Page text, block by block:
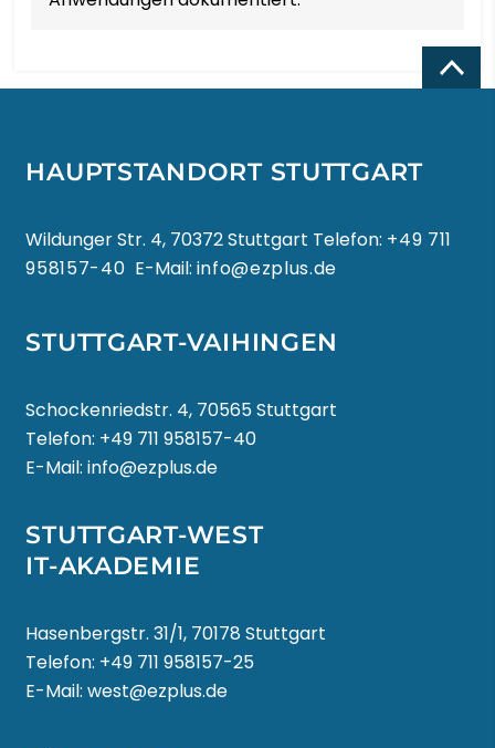
Top
HAUPTSTANDORT STUTTGART
Wildunger Str. 4, 70372 Stuttgart Telefon: +49 711
958157-40 E-Mail: info@ezplus.de
STUTTGART-VAIHINGEN
Schockenriedstr. 4, 70565 Stuttgart
Telefon: +49 711 958157-40
E-Mail:info@ezplus.de
STUTTGART-WEST
IT-AKADEMIE
Hasenbergstr. 31/1, 70178 Stuttgart
Telefon: +49 711 958157-25
E-Mail:west@ezplus.de